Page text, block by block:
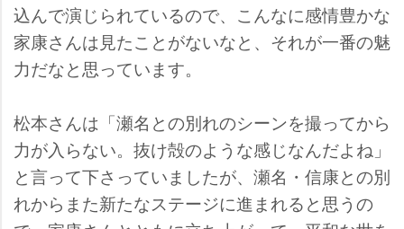
込んで演じられているので、こんなに感情豊かな
家康さんは見たことがないなと、それが一番の魅
力だなと思っています。
松本さんは「瀬名との別れのシーンを撮ってから
力が入らない。抜け殻のような感じなんだよね」
と言って下さっていましたが、瀬名・信康との別
れからまた新たなステージに進まれると思うの